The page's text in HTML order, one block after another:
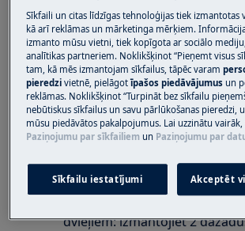
citas sadzīves tehnikas
Risinājums
Pāris reizes noslaukiet ierīces
ar mīkstu, vienreiz lietojamu
samitrināts aretanola
Izvairieties no hloru
dezinfekcijas līdzekļiem.
labi vēdināmās telpās.
dvieļiem: izmantojiet 2
Sīkfaili un citas līdzīgas tehnoloģijas tiek izmantotas
kā arī reklāmas un mārketinga mērķiem.
izmanto mūsu vietni, tiek kopīgota ar sociālo
analītikas partneriem. Noklikšķinot “Pieņemt visus
tam, kā mēs izmantojam sīkfailus, tāpēc varam
pieredzivietnē, pielāgotīpašos piedāvājumus un
reklāmas. Noklikšķinot “Turpināt bez sīkfailu
nebūtiskus sīkfailus un savu pārlūkošanas pieredzi,
mūsu piedāvātos pakalpojumus. Lai uzzinātu
Paziņojumu par sīkfailiem un Paziņojumu par
Sīkfailu iestatījumi Akceptēt